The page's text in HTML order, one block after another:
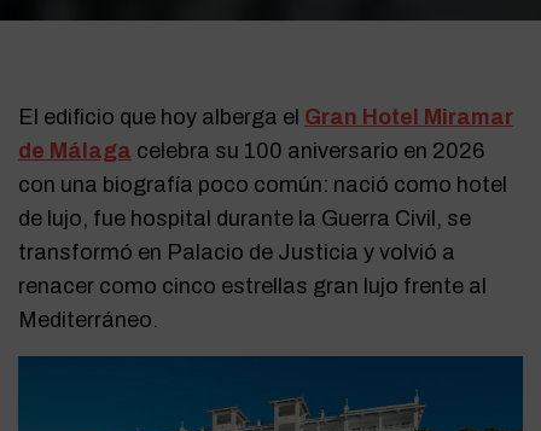
El edificio que hoy alberga el Gran Hotel Miramar
de Málaga celebra su 100 aniversario en 2026
con una biografía poco común: nació como hotel
de lujo, fue hospital durante la Guerra Civil, se
transformó en Palacio de Justicia y volvió a
renacer como cinco estrellas gran lujo frente al
Mediterráneo.